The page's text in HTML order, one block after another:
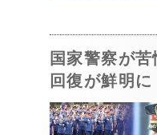
国家警察が
回復が鮮明に